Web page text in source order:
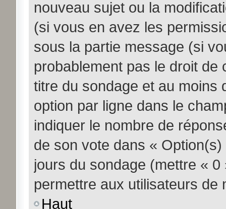
nouveau sujet ou la
(si vous en avez les
sous la partie message (si
probablement pas le droit
titre du sondage et au moins
option par ligne dans le
indiquer le nombre de
de son vote dans «
jours du sondage (mettre «
permettre aux utilisateurs de
Haut